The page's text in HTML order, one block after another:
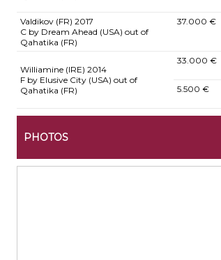
Valdikov (FR) 2017
C by Dream Ahead (USA) out of
Qahatika (FR)
37.000 €
Williamine (IRE) 2014
F by Elusive City (USA) out of
Qahatika (FR)
33.000 €
5.500 €
PHOTOS